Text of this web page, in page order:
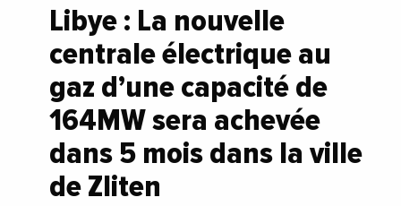
Libye : La nouvelle
centrale électrique au
gaz d’une capacité de
164MW sera achevée
dans 5 mois dans la ville
de Zliten